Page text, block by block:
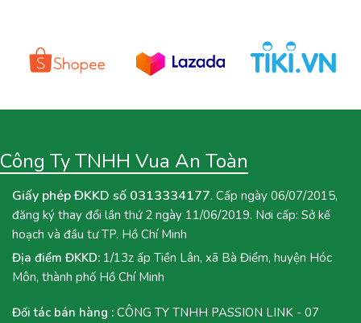
Công Ty TNHH Vua An Toàn
Giấy phép ĐKKD số 0313334177. Cấp ngày 06/07/2015,
đăng ký thay đổi lần thứ 2 ngày 11/06/2019. Nơi cấp: Sở kế
hoạch và đầu tư TP. Hồ Chí Minh
Địa điểm ĐKKD: 1/13z ấp Tiền Lân, xã Bà Điểm, huyện Hóc
Môn, thành phố Hồ Chí Minh
Đối tác bán hàng : CÔNG TY TNHH PASSION LINK - 07